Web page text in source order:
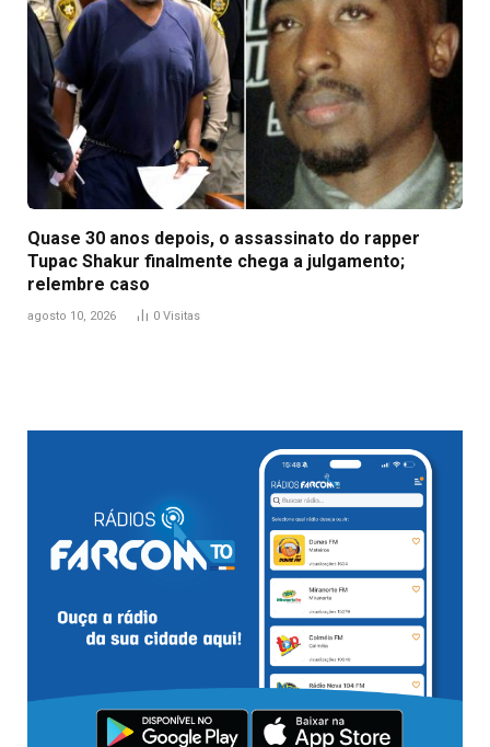
Quase 30 anos depois, o assassinato do rapper
Tupac Shakur finalmente chega a julgamento;
relembre caso
agosto 10, 2026 0 Visitas